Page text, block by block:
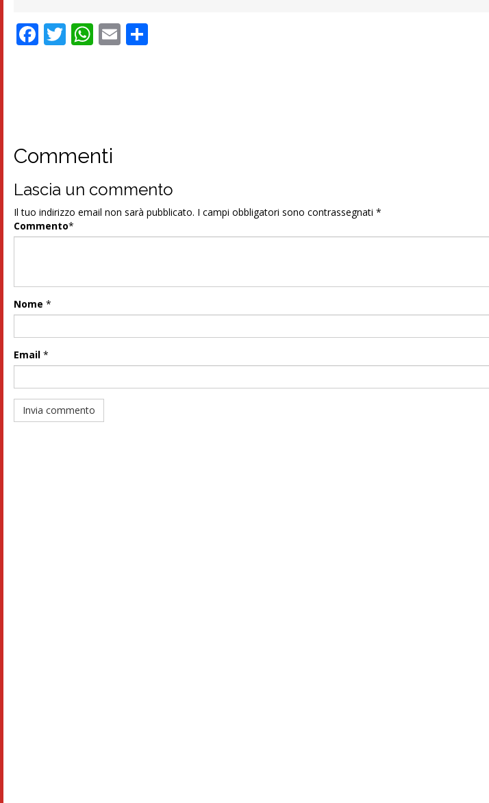
Facebook
Twitter
WhatsApp
Email
Commenti
Lascia un commento
Il tuo indirizzo email non sarà pubblicato. I campi obbligatori sono contrassegnati*
Commento*
Nome *
Email *